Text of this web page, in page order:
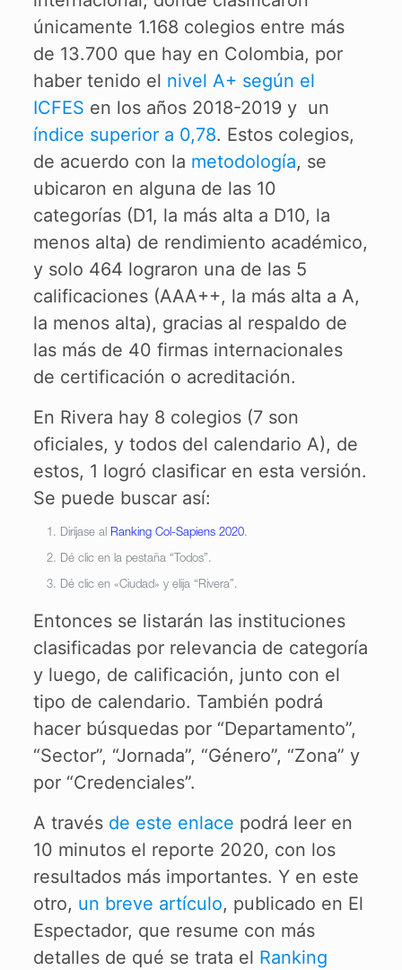
únicamente 1.168 colegios entre más
de 13.700 que hay en Colombia, por
haber tenido el nivel A+ según el
ICFES en los años 2018-2019 y un
índice superior a 0,78. Estos colegios,
de acuerdo con la metodología, se
ubicaron en alguna de las 10
categorías (D1, la más alta a D10, la
menos alta) de rendimiento académico,
y solo 464 lograron una de las 5
calificaciones (AAA++, la más alta a A,
la menos alta), gracias al respaldo de
las más de 40 firmas internacionales
de certificación o acreditación.
En Rivera hay 8 colegios (7 son
oficiales, y todos del calendario A), de
estos, 1 logró clasificar en esta versión.
Se puede buscar así:
Diríjase al Ranking Col-Sapiens 2020.
Dé clic en la pestaña “Todos”.
Dé clic en «Ciudad» y elija “Rivera”.
Entonces se listarán las instituciones
clasificadas por relevancia de categoría
y luego, de calificación, junto con el
tipo de calendario. También podrá
hacer búsquedas por “Departamento”,
“Sector”, “Jornada”, “Género”, “Zona” y
por “Credenciales”.
A través de este enlace podrá leer en
10 minutos el reporte 2020, con los
resultados más importantes. Y en este
otro, un breve artículo, publicado en El
Espectador, que resume con más
detalles de qué se trata el Ranking